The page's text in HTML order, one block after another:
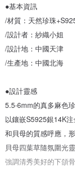
●基本資訊
/材質：天然珍珠
/設計者：紗織小姐
/設計地：中國天津
/生產地：中國北海
●設計靈感
5.5‧6mm的真多麻色
以鑲嵌S5925銀14K
和貝母的質感呼應，
貝母四葉草隨氛圍光
強調清秀美好的下頜骨